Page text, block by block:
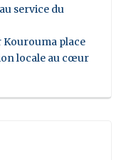
service du
Kourouma place
locale au cœur